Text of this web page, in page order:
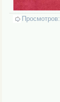
Просмотров: